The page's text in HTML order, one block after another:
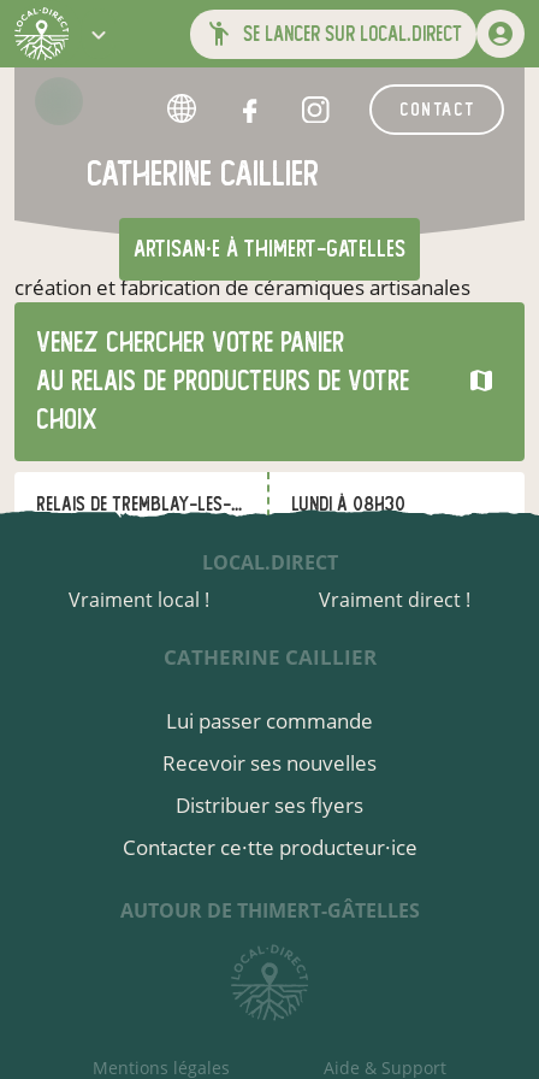
se lancer sur local.direct
contact
catherine caillier
artisan·e à THIMERT-GATELLES
Venez chercher votre panier
au relais de producteurs de votre
choix
Relais de Tremblay-les-Villages
lundi à 08h30
acheter ici
création et fabrication de céramiques artisanales
utilitaires et décoratives
LOCAL.DIRECT
Vraiment local !
Vraiment direct !
CATHERINE CAILLIER
Lui passer commande
Recevoir ses nouvelles
Distribuer ses flyers
Contacter ce·tte producteur·ice
AUTOUR DE THIMERT-GÂTELLES
Mentions légales Aide & Support